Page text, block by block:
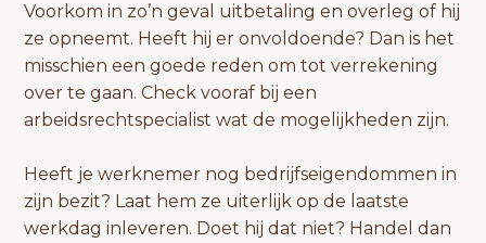
Voorkom in zo’n geval uitbetaling en overleg of hij
ze opneemt. Heeft hij er onvoldoende? Dan is het
misschien een goede reden om tot verrekening
over te gaan. Check vooraf bij een
arbeidsrechtspecialist wat de mogelijkheden zijn.
Heeft je werknemer nog bedrijfseigendommen in
zijn bezit? Laat hem ze uiterlijk op de laatste
werkdag inleveren. Doet hij dat niet? Handel dan